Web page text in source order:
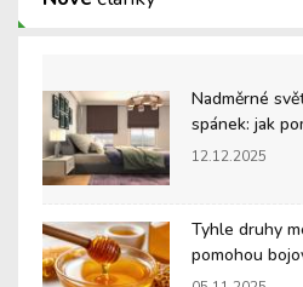
Nadměrné
spánek: jak
12.12.2025
Tyhle druhy
pomohou